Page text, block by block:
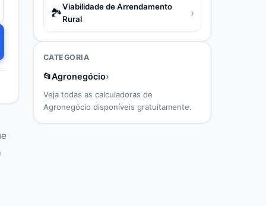
🏞️Viabilidade de Arrendamento
Rural
›
CATEGORIA
📂Agronegócio›
Veja todas as calculadoras de
Agronegócio disponíveis gratuitamente.